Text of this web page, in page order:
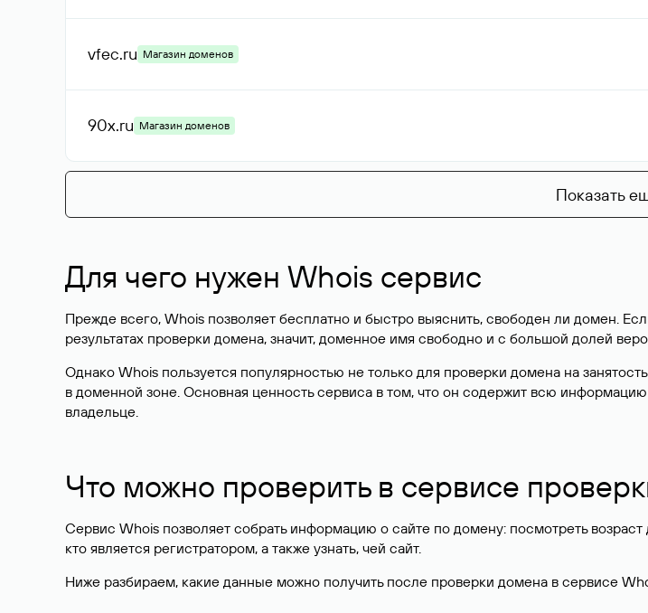
vfec.ru Магазин доменов
90x.ru Магазин доменов
Показать
Для чего нужен Whois сервис
Прежде всего, Whois позволяет бесплатно и быстро выяснить, свободен ли домен.
результатах проверки домена, значит, доменное имя свободно и с большой долей
Однако Whois пользуется популярностью не только для проверки домена на
в доменной зоне. Основная ценность сервиса в том, что он содержит всю
владельце.
Что можно проверить в сервисе
Сервис Whois позволяет собрать информацию о сайте по домену: посмотреть
кто является регистратором, а также узнать, чей сайт.
Ниже разбираем, какие данные можно получить после проверки домена в сервисе